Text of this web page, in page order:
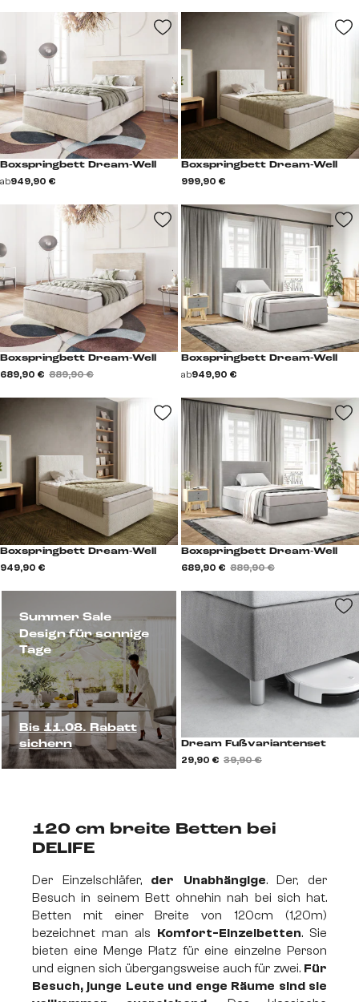
Summer Sale
Design für sonnige
Tage
Bis 11.08. Rabatt
sichern
Boxspringbett Dream-Well
ab949,90 €
Boxspringbett Dream-Well
999,90 €
Boxspringbett Dream-Well
689,90 € 889,90 €
Boxspringbett Dream-Well
ab949,90 €
Boxspringbett Dream-Well
949,90 €
Boxspringbett Dream-Well
689,90 € 889,90 €
Dream Fußvariantenset
29,90 € 39,90 €
120 cm breite Betten bei
DELIFE
Der Einzelschläfer, der Unabhängige. Der, der
Besuch in seinem Bett ohnehin nah bei sich hat.
Betten mit einer Breite von 120cm (1,20m)
bezeichnet man als Komfort-Einzelbetten. Sie
bieten eine Menge Platz für eine einzelne Person
und eignen sich übergangsweise auch für zwei. Für
Besuch, junge Leute und enge Räume sind sie